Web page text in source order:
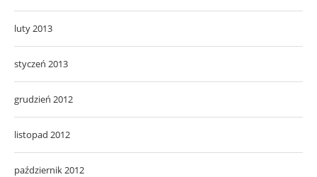
luty 2013
styczeń 2013
grudzień 2012
listopad 2012
październik 2012